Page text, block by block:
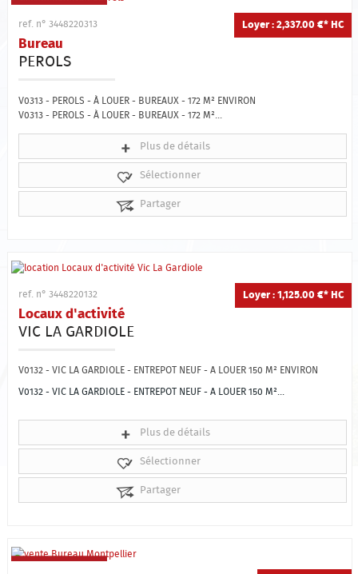
Accueil
Nos offres
Loyer : 2,337.00 €* HC
ref. n° 3448220313
Bureau
PEROLS
V0313 - PEROLS - À LOUER - BUREAUX - 172 M² ENVIRON
V0313 - PEROLS - À LOUER - BUREAUX - 172 M²...
Plus de détails
Sélectionner
Partager
Loyer : 1,125.00 €* HC
ref. n° 3448220132
Locaux d'activité
VIC LA GARDIOLE
V0132 - VIC LA GARDIOLE - ENTREPOT NEUF - A LOUER 150 M² ENVIRON
V0132 - VIC LA GARDIOLE - ENTREPOT NEUF - A LOUER 150 M²...
Plus de détails
Sélectionner
Partager